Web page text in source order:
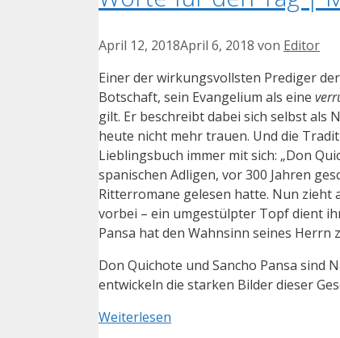
April 12, 2018April 6, 2018 von Editor
Einer der wirkungsvollsten Prediger
Botschaft, sein Evangelium als eine
gilt. Er beschreibt dabei sich selbst als
heute nicht mehr trauen. Und die
Lieblingsbuch immer mit sich: „Don
spanischen Adligen, vor 300 Jahren
Ritterromane gelesen hatte. Nun zieht
vorbei – ein umgestülpter Topf dient
Pansa hat den Wahnsinn seines
Don Quichote und Sancho Pansa sind
entwickeln die starken Bilder dieser
Weiterlesen